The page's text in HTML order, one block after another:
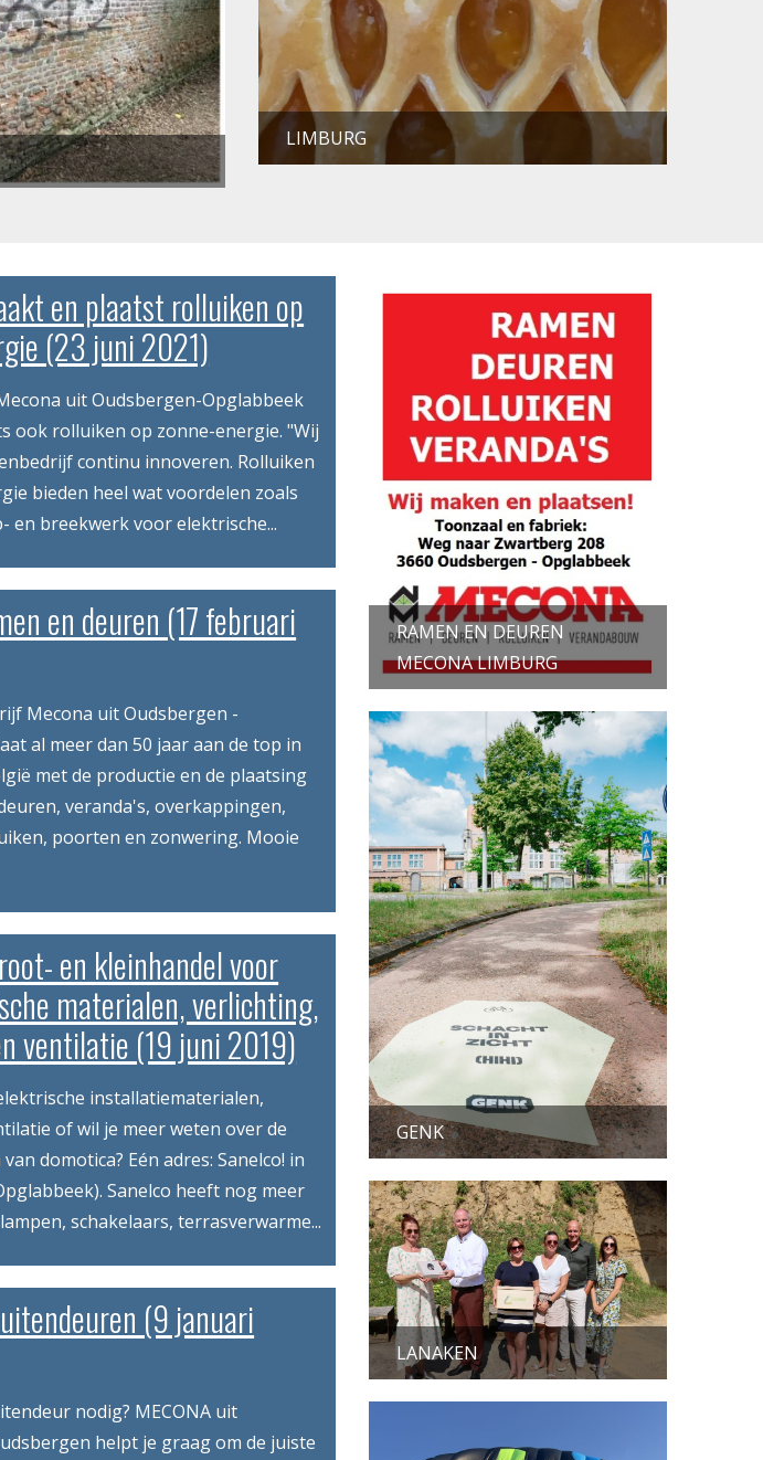
LIMBURG
en plaatst rolluiken op
(23 juni 2021)
uit Oudsbergen-Opglabbeek
ook rolluiken op zonne-energie. "Wij
continu innoveren. Rolluiken
bieden heel wat voordelen zoals
en breekwerk voor elektrische...
en deuren (17 februari
Mecona uit Oudsbergen -
al meer dan 50 jaar aan de top in
met de productie en de plaatsing
veranda's, overkappingen,
poorten en zonwering. Mooie
en kleinhandel voor
materialen, verlichting,
ventilatie (19 juni 2019)
installatiematerialen,
of wil je meer weten over de
domotica? Eén adres: Sanelco! in
Sanelco heeft nog meer
schakelaars, terrasverwarme...
(9 januari
nodig? MECONA uit
helpt je graag om de juiste
RAMEN EN DEUREN
MECONA LIMBURG
GENK
LANAKEN